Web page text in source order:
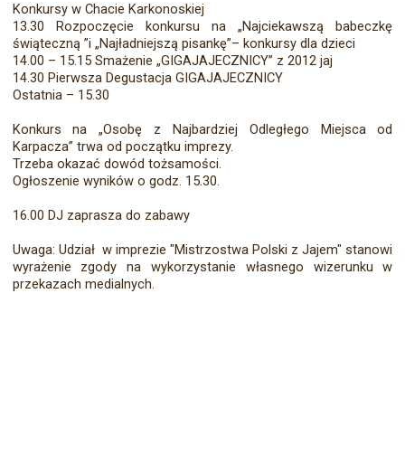
Konkursy w Chacie Karkonoskiej
13.30 Rozpoczęcie konkursu na „Najciekawszą babeczkę
świąteczną ”i „Najładniejszą pisankę”– konkursy dla dzieci
14.00 – 15.15 Smażenie „GIGAJAJECZNICY” z 2012 jaj
14.30 Pierwsza Degustacja GIGAJAJECZNICY
Ostatnia – 15.30
Konkurs na „Osobę z Najbardziej Odległego Miejsca od
Karpacza” trwa od początku imprezy.
Trzeba okazać dowód tożsamości.
Ogłoszenie wyników o godz. 15.30.
16.00 DJ zaprasza do zabawy
Uwaga: Udział w imprezie "Mistrzostwa Polski z Jajem" stanowi
wyrażenie zgody na wykorzystanie własnego wizerunku w
przekazach medialnych.